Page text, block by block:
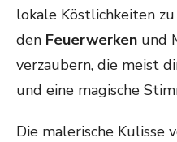
lokale Köstlichkeiten
den Feuerwerken und
verzaubern, die meist
und eine magische
Die malerische Kulisse